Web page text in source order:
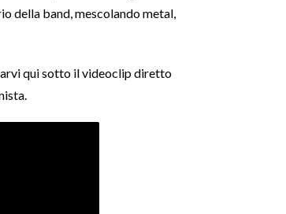
della band, mescolando metal,
qui sotto il videoclip diretto